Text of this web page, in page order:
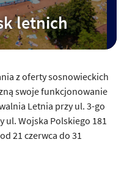
letnich
z oferty sosnowieckich
swoje funkcjonowanie
Letnia przy ul. 3-go
ul. Wojska Polskiego 181
21 czerwca do 31